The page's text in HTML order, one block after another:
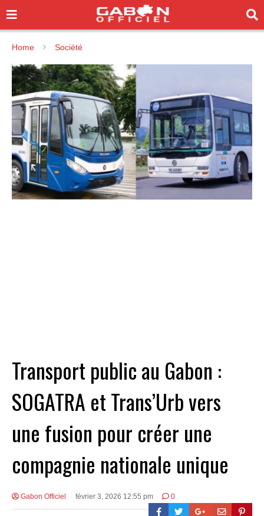
Home Société
Transport public au Gabon :
SOGATRA et Trans’Urb vers
une fusion pour créer une
compagnie nationale unique
Gabon Officiel février 3, 2026 12:55 pm 0